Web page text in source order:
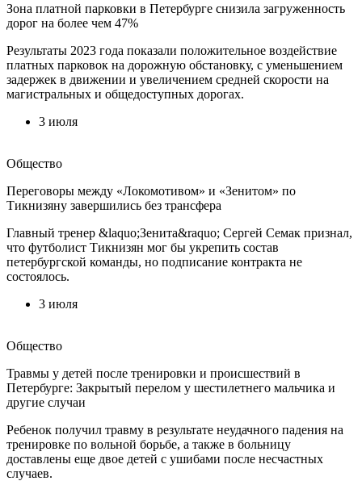
Зона платной парковки в Петербурге снизила загруженность
дорог на более чем 47%
Результаты 2023 года показали положительное воздействие
платных парковок на дорожную обстановку, с уменьшением
задержек в движении и увеличением средней скорости на
магистральных и общедоступных дорогах.
3 июля
Общество
Переговоры между «Локомотивом» и «Зенитом» по
Тикнизяну завершились без трансфера
Главный тренер &laquo;Зенита&raquo; Сергей Семак признал,
что футболист Тикнизян мог бы укрепить состав
петербургской команды, но подписание контракта не
состоялось.
3 июля
Общество
Травмы у детей после тренировки и происшествий в
Петербурге: Закрытый перелом у шестилетнего мальчика и
другие случаи
Ребенок получил травму в результате неудачного падения на
тренировке по вольной борьбе, а также в больницу
доставлены еще двое детей с ушибами после несчастных
случаев.